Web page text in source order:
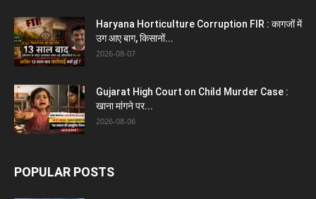
Haryana Horticulture Corruption FIR : कागजों में
उग आए बाग, किसानों...
2026-08-07
Gujarat High Court on Child Murder Case :
खाना मांगने पर...
2026-08-06
POPULAR POSTS